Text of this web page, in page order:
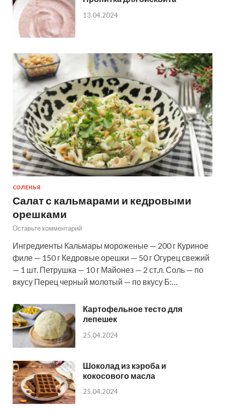
13.04.2024
СОЛЕНЬЯ
Салат с кальмарами и кедровыми
орешками
Оставьте комментарий
Ингредиенты Кальмары мороженые — 200 г Куриное
филе — 150 г Кедровые орешки — 50 г Огурец свежий
— 1 шт. Петрушка — 10 г Майонез — 2 ст.л. Соль — по
вкусу Перец черный молотый — по вкусу Б:…
Картофельное тесто для
лепешек
25.04.2024
Шоколад из кэроба и
кокосового масла
25.04.2024